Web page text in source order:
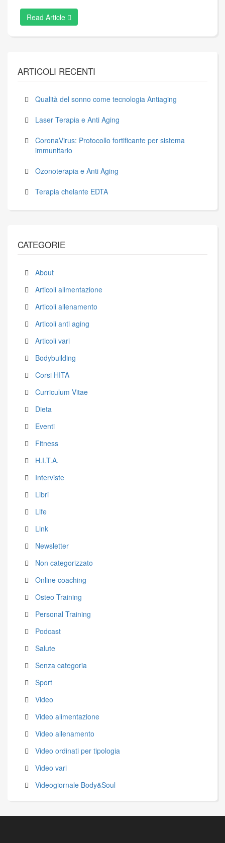
Read Article
ARTICOLI RECENTI
Qualità del sonno come tecnologia Antiaging
Laser Terapia e Anti Aging
CoronaVirus: Protocollo fortificante per sistema
immunitario
Ozonoterapia e Anti Aging
Terapia chelante EDTA
CATEGORIE
About
Articoli alimentazione
Articoli allenamento
Articoli anti aging
Articoli vari
Bodybuilding
Corsi HITA
Curriculum Vitae
Dieta
Eventi
Fitness
H.I.T.A.
Interviste
Libri
Life
Link
Newsletter
Non categorizzato
Online coaching
Osteo Training
Personal Training
Podcast
Salute
Senza categoria
Sport
Video
Video alimentazione
Video allenamento
Video ordinati per tipologia
Video vari
Videogiornale Body&Soul